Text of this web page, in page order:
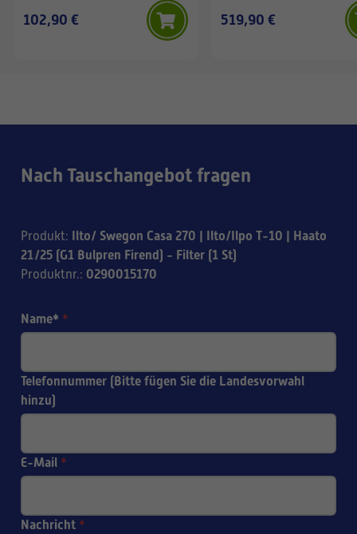
102,90 € 519,90 €
Nach Tauschangebot fragen
Produkt: Ilto/ Swegon Casa 270 | Ilto/Ilpo T-10 | Haato
21/25 (G1 Bulpren Firend) - Filter (1 St)
Produktnr.: 0290015170
Name* *
Telefonnummer (Bitte fügen Sie die Landesvorwahl
hinzu)
E-Mail *
Nachricht *